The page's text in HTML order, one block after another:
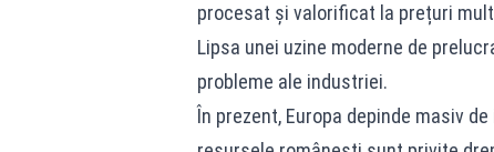
procesat și valorificat la prețuri
Lipsa unei uzine moderne de
probleme ale industriei.
În prezent, Europa depinde masiv